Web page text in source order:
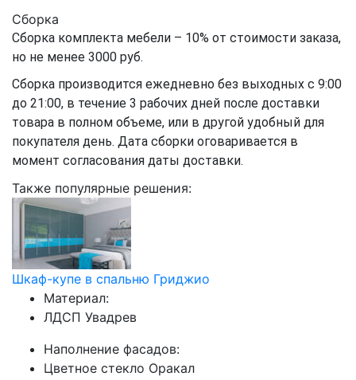
Сборка
Сборка комплекта мебели – 10% от стоимости заказа,
но не менее 3000 руб.
Сборка производится ежедневно без выходных с 9:00
до 21:00, в течение 3 рабочих дней после доставки
товара в полном объеме, или в другой удобный для
покупателя день. Дата сборки оговаривается в
момент согласования даты доставки.
Также популярные решения:
Шкаф-купе в спальню Гриджио
Материал:
ЛДСП Увадрев
Наполнение фасадов:
Цветное стекло Оракал